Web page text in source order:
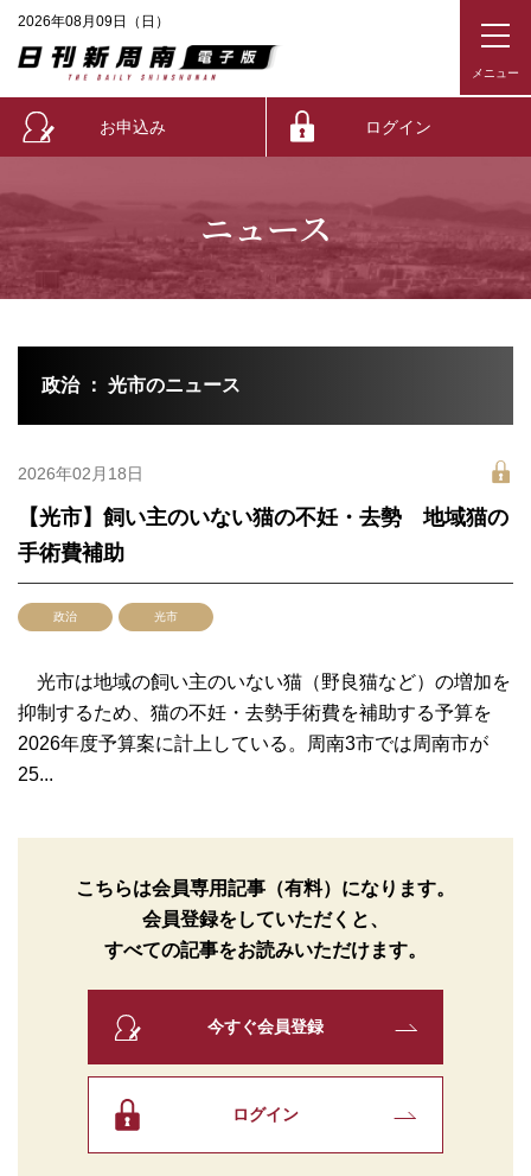
2026年08月09日（日）
お申込み ログイン
ニュース
政治 ： 光市のニュース
2026年02月18日
【光市】飼い主のいない猫の不妊・去勢 地域猫の
手術費補助
政治 光市
光市は地域の飼い主のいない猫（野良猫など）の増加を
抑制するため、猫の不妊・去勢手術費を補助する予算を
2026年度予算案に計上している。周南3市では周南市が
25...
こちらは会員専用記事（有料）になります。
会員登録をしていただくと、
すべての記事をお読みいただけます。
今すぐ会員登録
ログイン